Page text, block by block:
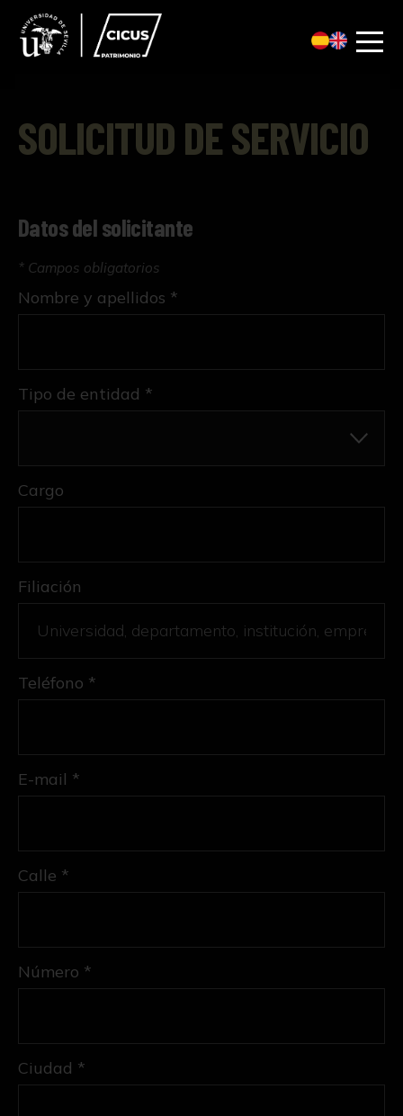
SOLICITUD DE SERVICIO
Datos del solicitante
* Campos obligatorios
Tipo de entidad *
Nombre y apellidos *
Cargo
Filiación
Teléfono *
E-mail *
Calle *
Número *
Ciudad *